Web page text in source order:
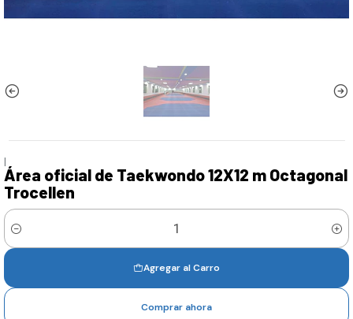
|
Área oficial de Taekwondo 12X12 m Octagonal
Trocellen
Cantidad
Agregar al Carro
Comprar ahora